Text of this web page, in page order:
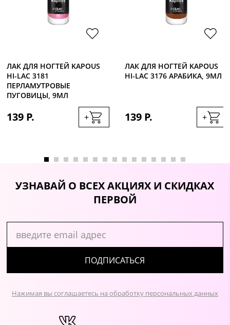
ЛАК ДЛЯ НОГТЕЙ KAPOUS
HI-LAC 3181
ПЕРЛАМУТРОВЫЕ
ПУГОВИЦЫ, 9МЛ
139 Р. +
ЛАК ДЛЯ НОГТЕЙ KAPOUS
HI-LAC 3176 АРАБИКА, 9МЛ
139 Р. +
УЗНАВАЙ О ВСЕХ АКЦИЯХ И СКИДКАХ
ПЕРВОЙ
ПОДПИСАТЬСЯ
Нажимая вы соглашаетесь на обработку персональных данных